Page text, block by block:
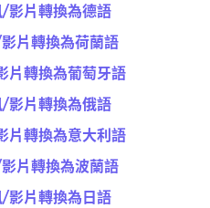
影片轉換為德語
片轉換為荷蘭語
片轉換為葡萄牙語
影片轉換為俄語
片轉換為意大利語
片轉換為波蘭語
影片轉換為日語